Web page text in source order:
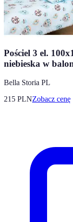
Pościel 3 el.
niebieska w
Bella Storia PL
215 PLNZobacz cenę